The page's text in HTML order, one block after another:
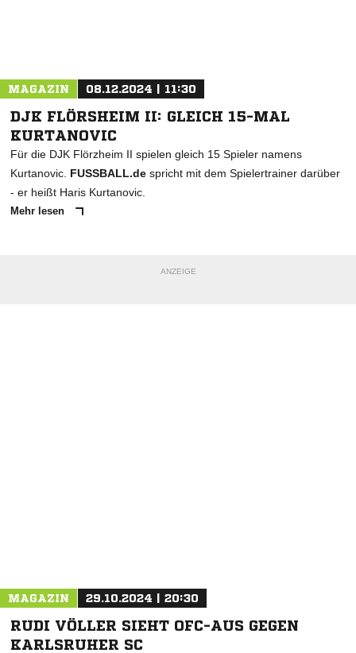
MAGAZIN 08.12.2024 | 11:30
DJK FLÖRSHEIM II: GLEICH 15-MAL
KURTANOVIC
Für die DJK Flörzheim II spielen gleich 15 Spieler namens
Kurtanovic. FUSSBALL.de spricht mit dem Spielertrainer darüber
- er heißt Haris Kurtanovic.
Mehr lesen
ANZEIGE
MAGAZIN 29.10.2024 | 20:30
RUDI VÖLLER SIEHT OFC-AUS GEGEN
KARLSRUHER SC